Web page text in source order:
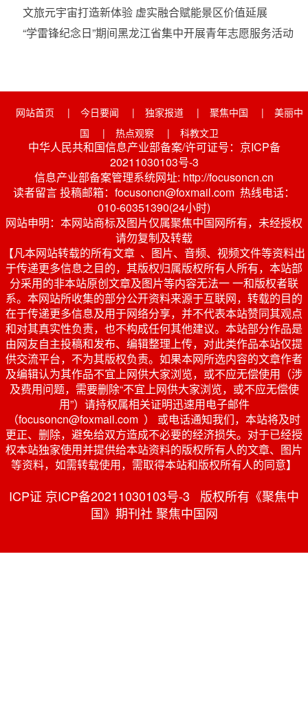
文旅元宇宙打造新体验 虚实融合赋能景区价值延展
“学雷锋纪念日”期间黑龙江省集中开展青年志愿服务活动
网站首页 | 今日要闻 | 独家报道 | 聚焦中国 |
美丽中
国
| 热点观察 | 科教文卫
中华人民共和国信息产业部备案/许可证号：京ICP备
20211030103号-3
信息产业部备案管理系统网址: http://focusoncn.cn
读者留言 投稿邮箱：focusoncn@foxmail.com 热线电话：
010-60351390(24小时)
网站申明：本网站商标及图片仅属聚焦中国网所有，未经授权
请勿复制及转载
【凡本网站转载的所有文章 、图片、音频、视频文件等资料出
于传递更多信息之目的，其版权归属版权所有人所有，本站部
分采用的非本站原创文章及图片等内容无法一 一和版权者联
系。本网站所收集的部分公开资料来源于互联网，转载的目的
在于传递更多信息及用于网络分享，并不代表本站赞同其观点
和对其真实性负责，也不构成任何其他建议。本站部分作品是
由网友自主投稿和发布、编辑整理上传，对此类作品本站仅提
供交流平台，不为其版权负责。如果本网所选内容的文章作者
及编辑认为其作品不宜上网供大家浏览，或不应无偿使用（涉
及费用问题，需要删除“不宜上网供大家浏览，或不应无偿使
用”）请持权属相关证明迅速用电子邮件
（focusoncn@foxmail.com ） 或电话通知我们，本站将及时
更正、删除，避免给双方造成不必要的经济损失。对于已经授
权本站独家使用并提供给本站资料的版权所有人的文章、图片
等资料，如需转载使用，需取得本站和版权所有人的同意】
ICP证 京ICP备20211030103号-3 版权所有《聚焦中
国》期刊社 聚焦中国网